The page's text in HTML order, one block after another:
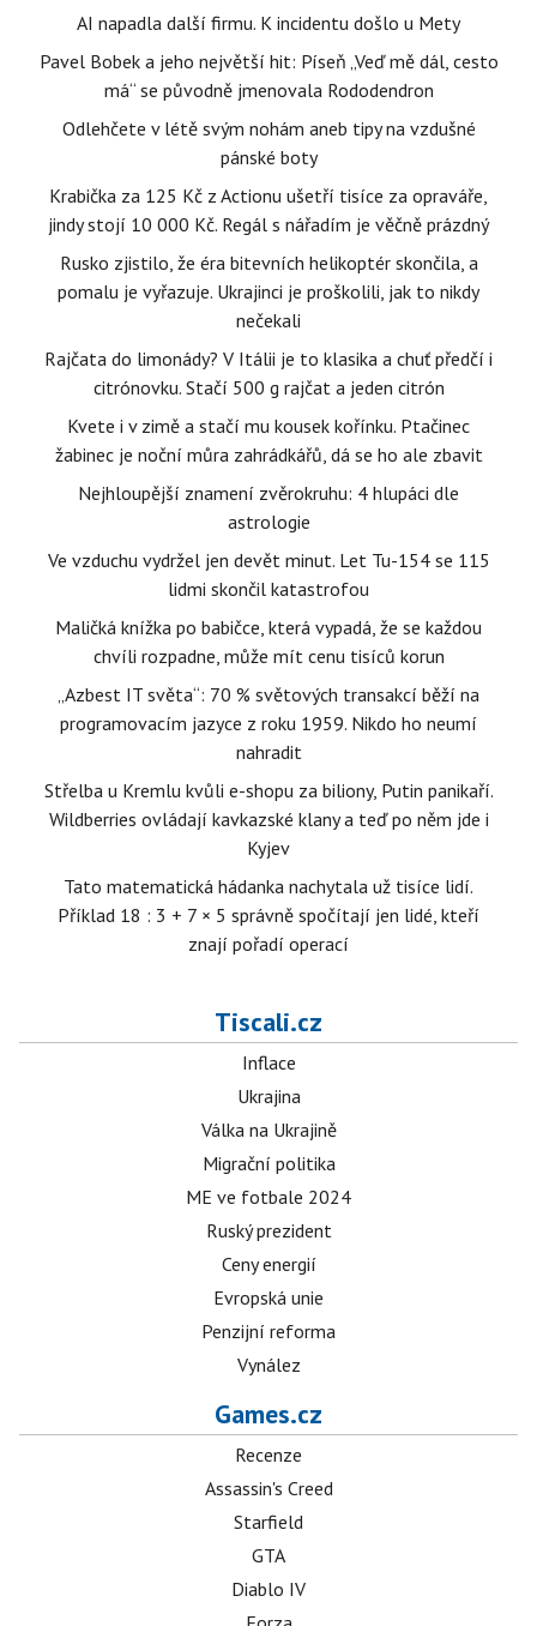
AI napadla další firmu. K incidentu došlo u Mety
Pavel Bobek a jeho největší hit: Píseň „Veď mě dál, cesto
má“ se původně jmenovala Rododendron
Odlehčete v létě svým nohám aneb tipy na vzdušné
pánské boty
Krabička za 125 Kč z Actionu ušetří tisíce za opraváře,
jindy stojí 10 000 Kč. Regál s nářadím je věčně prázdný
Rusko zjistilo, že éra bitevních helikoptér skončila, a
pomalu je vyřazuje. Ukrajinci je proškolili, jak to nikdy
nečekali
Rajčata do limonády? V Itálii je to klasika a chuť předčí i
citrónovku. Stačí 500 g rajčat a jeden citrón
Kvete i v zimě a stačí mu kousek kořínku. Ptačinec
žabinec je noční můra zahrádkářů, dá se ho ale zbavit
Nejhloupější znamení zvěrokruhu: 4 hlupáci dle
astrologie
Ve vzduchu vydržel jen devět minut. Let Tu-154 se 115
lidmi skončil katastrofou
Maličká knížka po babičce, která vypadá, že se každou
chvíli rozpadne, může mít cenu tisíců korun
„Azbest IT světa“: 70 % světových transakcí běží na
programovacím jazyce z roku 1959. Nikdo ho neumí
nahradit
Střelba u Kremlu kvůli e-shopu za biliony, Putin panikaří.
Wildberries ovládají kavkazské klany a teď po něm jde i
Kyjev
Tato matematická hádanka nachytala už tisíce lidí.
Příklad 18 : 3 + 7 × 5 správně spočítají jen lidé, kteří
znají pořadí operací
Tiscali.cz
Inflace
Ukrajina
Válka na Ukrajině
Migrační politika
ME ve fotbale 2024
Ruský prezident
Ceny energií
Evropská unie
Penzijní reforma
Vynález
Games.cz
Recenze
Assassin's Creed
Starfield
GTA
Diablo IV